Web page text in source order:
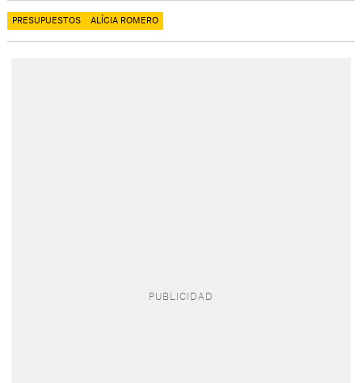
PRESUPUESTOS ALÍCIA ROMERO